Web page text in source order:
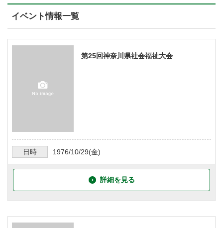
・ よくある質問
・ 空き状況
・ 音楽堂のご案内
・ 建築見学ツアー
神奈川県立音楽堂
SNS
イベント情報一覧
第25回神奈川県社会福祉大会
日時 1976/10/29(金)
詳細を見る